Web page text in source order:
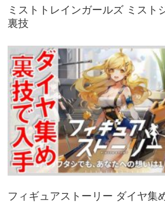
ミストトレインガールズ ミスト
裏技
フィギュアストーリー ダイヤ集